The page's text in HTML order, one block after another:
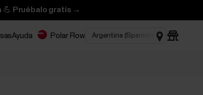
💪 Pruébalo gratis →
Ayuda Polar Flow